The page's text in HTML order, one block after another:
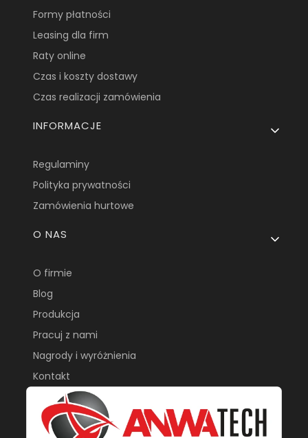
Formy płatności
Leasing dla firm
Raty online
Czas i koszty dostawy
Czas realizacji zamówienia
INFORMACJE
Regulaminy
Polityka prywatności
Zamówienia hurtowe
O NAS
O firmie
Blog
Produkcja
Pracuj z nami
Nagrody i wyróżnienia
Kontakt